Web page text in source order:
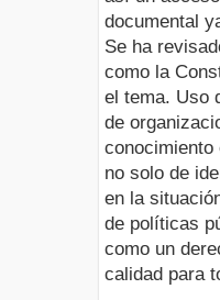
documental
Se ha
como la
el tema. Uso
de
conocimiento
no solo de
en la
de políticas
como un
calidad para